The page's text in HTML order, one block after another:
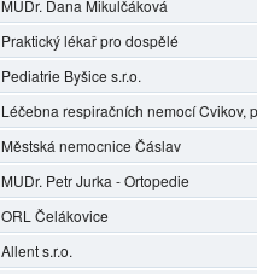
MUDr. Dana Mikulčáková
Praktický lékař pro dospělé
Pediatrie Byšice s.r.o.
Léčebna respiračních nemocí Cvikov,
Městská nemocnice Čáslav
MUDr. Petr Jurka - Ortopedie
ORL Čelákovice
Allent s.r.o.